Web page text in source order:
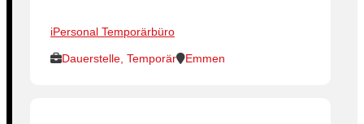
iPersonal Temporärbüro
Dauerstelle, Temporär Emmen